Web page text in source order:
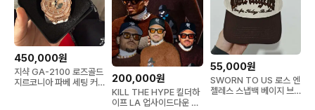
450,000원
지샥 GA-2100 로즈골드
지르코니아 파베 세팅 커
200,000원
KILL THE HYPE 킬더하
이프 LA 업사이드다운 스
55,000원
SWORN TO US 로스 엔
젤레스 스냅백 베이지 브